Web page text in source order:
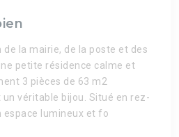
de la mairie, de la poste et des
petite résidence calme et
3 pièces de 63 m2
véritable bijou. Situé en rez-
lumineux et fo